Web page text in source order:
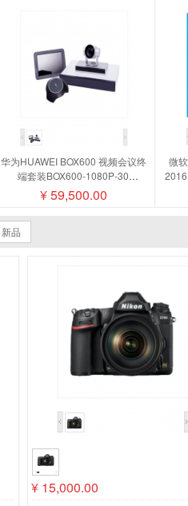
华为HUAWEI BOX600 视频会议终
端套装BOX600-1080P-30
camera200摄像机MIC500全向麦磁
盘阵列
¥59,500.00
微
新品
¥ 15,000.00